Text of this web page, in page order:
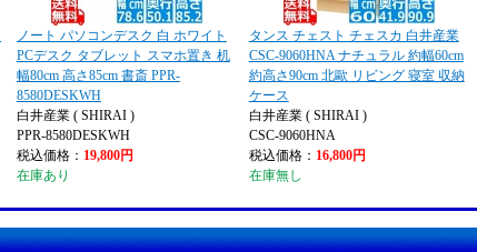
ノート パソコンデスク 白 ホワイト
PCデスク タブレット スマホ置き 机
幅80cm 高さ85cm 書斎 PPR-
8580DESKWH
白井産業 ( SHIRAI )
PPR-8580DESKWH
税込価格： 19,800円
在庫あり
タンス チェスト チェスカ 白井産業
CSC-9060HNA ナチュラル 約幅60cm
約高さ90cm 北歐 リビング 寝室 収納
ケース
白井産業 ( SHIRAI )
CSC-9060HNA
税込価格： 16,800円
在庫無し